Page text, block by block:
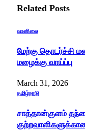
Related Posts
வானிலை
மேற்கு தொடர்ச்சி
மழைக்கு வாய்ப்பு
March 31, 2026
தமிழ்நாடு
சாத்தான்குளம்